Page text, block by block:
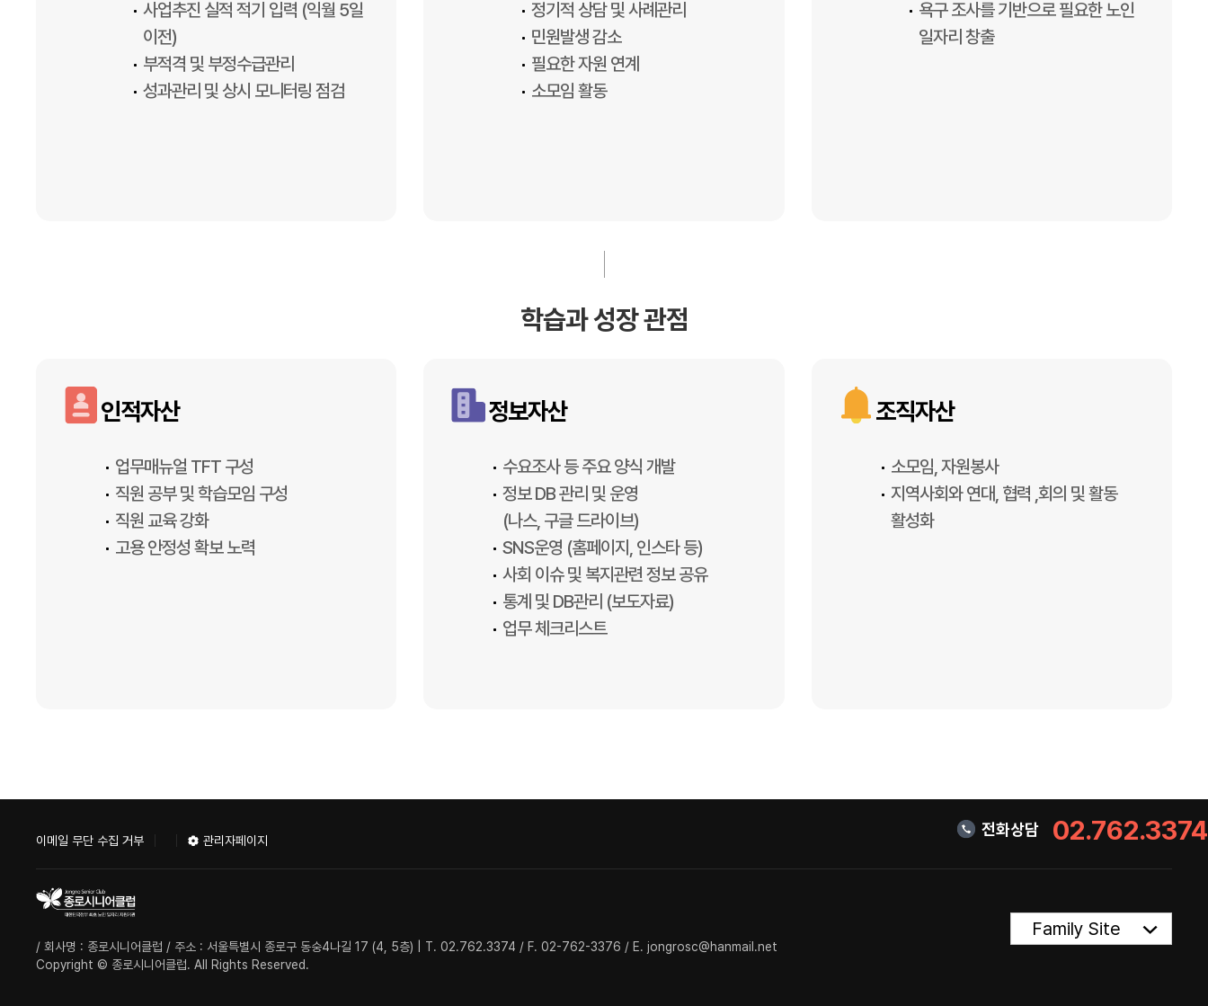
사업추진 실적 적기 입력 (익월 5일
이전)
부적격 및 부정수급관리
성과관리 및 상시 모니터링 점검
정기적 상담 및 사례관리
민원발생 감소
필요한 자원 연계
소모임 활동
욕구 조사를 기반으로 필요한 노인
일자리 창출
학습과 성장 관점
인적자산
업무매뉴얼 TFT 구성
직원 공부 및 학습모임 구성
직원 교육 강화
고용 안정성 확보 노력
정보자산
수요조사 등 주요 양식 개발
정보 DB 관리 및 운영
(나스, 구글 드라이브)
SNS운영 (홈페이지, 인스타 등)
사회 이슈 및 복지관련 정보 공유
통계 및 DB관리 (보도자료)
업무 체크리스트
조직자산
소모임, 자원봉사
지역사회와 연대, 협력 ,회의 및 활동
활성화
이메일 무단 수집 거부 관리자페이지
전화상담 02.762.3374
/ 회사명 : 종로시니어클럽 / 주소 : 서울특별시 종로구 동숭4나길 17 (4, 5층) | T. 02.762.3374 / F. 02-762-3376 / E. jongrosc@hanmail.net
Copyright © 종로시니어클럽. All Rights Reserved.
Family Site